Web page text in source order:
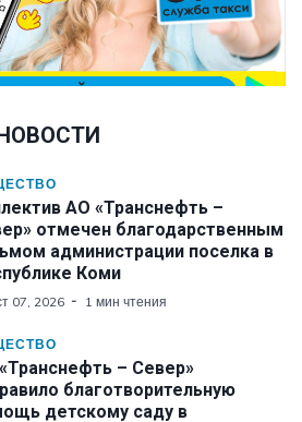
АО «Транснефть –
отмечен благодарственным
администрации поселка в
Коми
07, 2026 1 мин чтения
– Север»
благотворительную
детскому саду в